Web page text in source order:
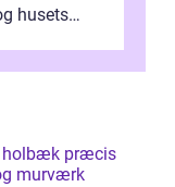
husets
præcis
murværk